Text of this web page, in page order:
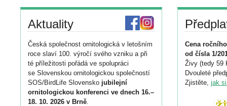
Aktuality
Česká společnost ornitologická v letošním
roce slaví 100. výročí svého vzniku a při
té příležitosti pořádá ve spolupráci
se Slovenskou ornitologickou společností
SOS/BirdLife Slovensko jubilejní
ornitologickou konferenci ve dnech 16.–
18. 10. 2026 v Brně.
Cena
od čísla 1/
Živy (tedy 59
Dvouleté
Zjistěte, jak